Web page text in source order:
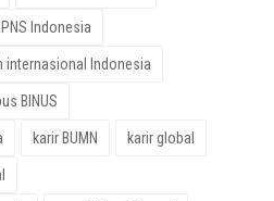
Indonesia
internasional Indonesia
BINUS
karir BUMN karir global